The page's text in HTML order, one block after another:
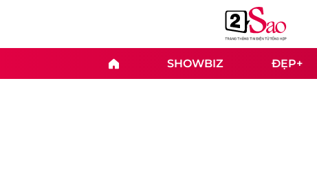
SHOWBIZ ĐẸP+